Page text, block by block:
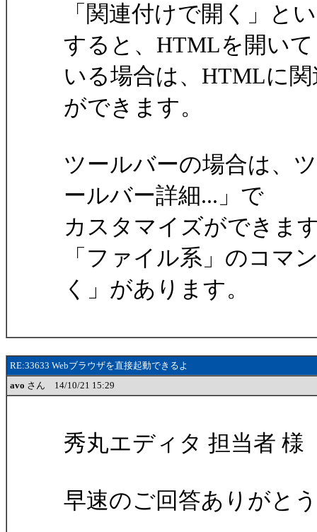
「関連付けで開く」と
すると、HTMLを開いて
いる場合は、HTMLに
ができます。
ツールバーの場合は、
ールバー詳細...」で
カスタマイズができま
「ファイル系」のコマ
く」があります。
RE:33633 Webブラウザを直接起動できるよ
avo さん 14/10/21 15:29
秀丸エディタ 担当者 様
早速のご回答ありがと